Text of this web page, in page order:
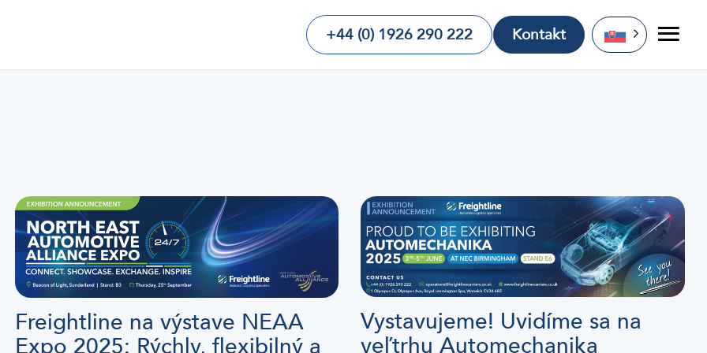
+44 (0) 1926 290 222 Kontakt
Freightline na výstave NEAA
Expo 2025: Rýchly, flexibilný a
Vystavujeme! Uvidíme sa na
veľtrhu Automechanika